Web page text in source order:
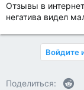
Отзывы в
негатива видел
Войдите
Поделиться: